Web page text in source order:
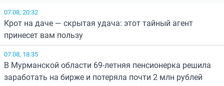
07.08, 20:32
Крот на даче — скрытая удача: этот тайный агент
принесет вам пользу
07.08, 18:35
В Мурманской области 69-летняя пенсионерка решила
заработать на бирже и потеряла почти 2 млн рублей